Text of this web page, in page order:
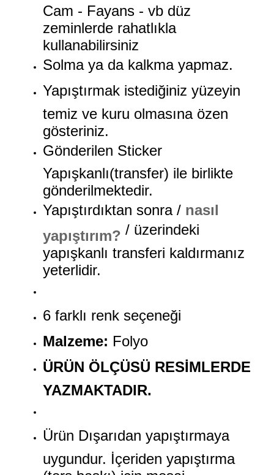
Cam - Fayans - vb düz
zeminlerde rahatlıkla
kullanabilirsiniz
Solma ya da kalkma yapmaz.
Yapıştırmak istediğiniz yüzeyin
temiz ve kuru olmasına özen
gösteriniz.
Gönderilen Sticker
Yapışkanlı(transfer) ile birlikte
gönderilmektedir.
Yapıştırdıktan sonra / nasıl
yapıştırım? / üzerindeki
yapışkanlı transferi kaldırmanız
yeterlidir.
6 farklı renk seçeneği
Malzeme: Folyo
ÜRÜN ÖLÇÜSÜ RESİMLERDE
YAZMAKTADIR.
Ürün Dışarıdan yapıştırmaya
uygundur. İçeriden yapıştırma
(ters baskı) için mesaj